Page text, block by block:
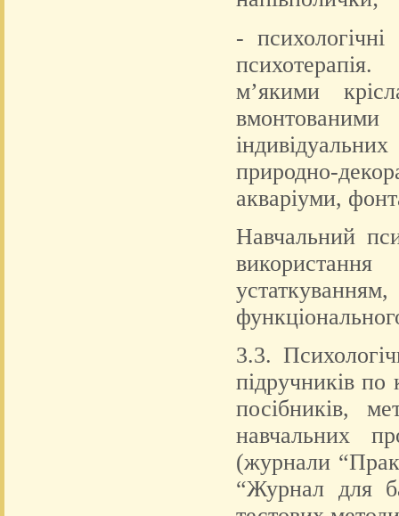
-
м’якими
природно-
акваріуми,
Навчальний
3.3.
підручників
посібників,
навчальних
(журнали
“Журнал для